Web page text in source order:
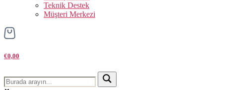
Teknik Destek
Müşteri Merkezi
€0,00